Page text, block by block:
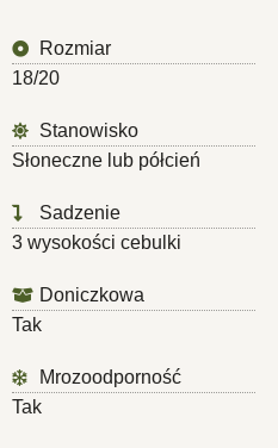
Rozmiar
18/20
Stanowisko
Słoneczne lub półcień
Sadzenie
3 wysokości cebulki
Doniczkowa
Tak
Mrozoodporność
Tak